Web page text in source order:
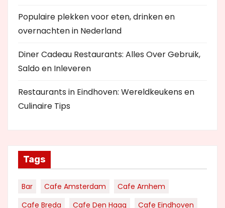
Populaire plekken voor eten, drinken en
overnachten in Nederland
Diner Cadeau Restaurants: Alles Over Gebruik,
Saldo en Inleveren
Restaurants in Eindhoven: Wereldkeukens en
Culinaire Tips
Tags
Bar Cafe Amsterdam
Cafe Arnhem
Cafe Breda
Cafe Den Haag Cafe Eindhoven